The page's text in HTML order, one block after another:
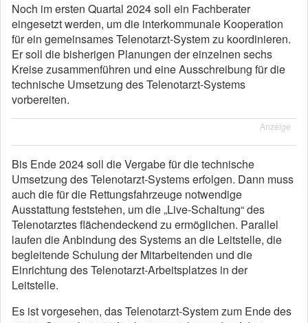
Noch im ersten Quartal 2024 soll ein Fachberater
eingesetzt werden, um die interkommunale Kooperation
für ein gemeinsames Telenotarzt-System zu koordinieren.
Er soll die bisherigen Planungen der einzelnen sechs
Kreise zusammenführen und eine Ausschreibung für die
technische Umsetzung des Telenotarzt-Systems
vorbereiten.
Anzeige
Bis Ende 2024 soll die Vergabe für die technische
Umsetzung des Telenotarzt-Systems erfolgen. Dann muss
auch die für die Rettungsfahrzeuge notwendige
Ausstattung feststehen, um die „Live-Schaltung“ des
Telenotarztes flächendeckend zu ermöglichen. Parallel
laufen die Anbindung des Systems an die Leitstelle, die
begleitende Schulung der Mitarbeitenden und die
Einrichtung des Telenotarzt-Arbeitsplatzes in der
Leitstelle.
Es ist vorgesehen, das Telenotarzt-System zum Ende des